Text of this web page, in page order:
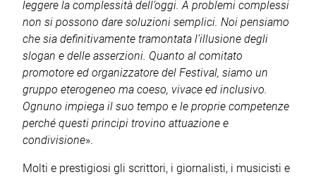
leggere la complessità dell’oggi. A problemi complessi
non si possono dare soluzioni semplici. Noi pensiamo
che sia definitivamente tramontata l’illusione degli
slogan e delle asserzioni. Quanto al comitato
promotore ed organizzatore del Festival, siamo un
gruppo eterogeneo ma coeso, vivace ed inclusivo.
Ognuno impiega il suo tempo e le proprie competenze
perché questi principi trovino attuazione e
condivisione».
Molti e prestigiosi gli scrittori, i giornalisti, i musicisti e